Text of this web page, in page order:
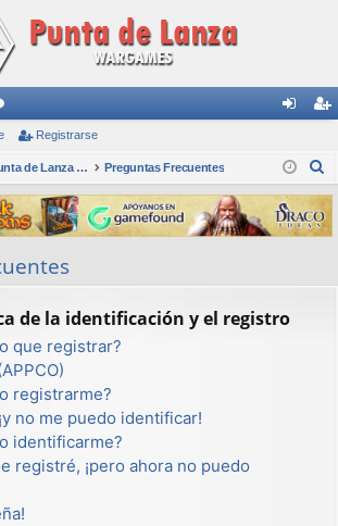
nti
fic
ar
ist
ra
rs
Registrarse
Foro Punta de Lanza Wargames Preguntas Frecuentes
s
c
r
de la identificación y el registro
que registrar?
registrarme?
no me puedo identificar!
identificarme?
registré, ¡pero ahora no puedo